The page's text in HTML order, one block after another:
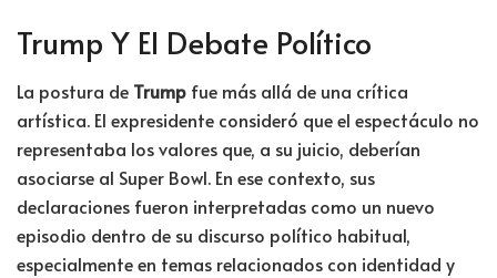
Trump Y El Debate Político
La postura de Trump fue más allá de una crítica
artística. El expresidente consideró que el espectáculo no
representaba los valores que, a su juicio, deberían
asociarse al Super Bowl. En ese contexto, sus
declaraciones fueron interpretadas como un nuevo
episodio dentro de su discurso político habitual,
especialmente en temas relacionados con identidad y